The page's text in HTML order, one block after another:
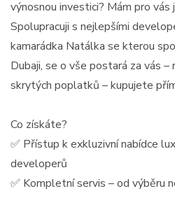
výnosnou investici? Mám pro
Spolupracuji s nejlepšími
kamarádka Natálka se kterou
Dubaji, se o vše postará za vás
skrytých poplatků – kupujete
Co získáte?
✅ Přístup k exkluzivní nabídce
developerů
✅ Kompletní servis – od výběru